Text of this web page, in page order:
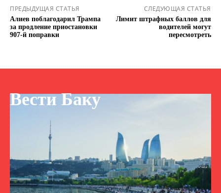
ПРЕДЫДУЩАЯ СТАТЬЯ
Алиев поблагодарил Трампа
за продление приостановки
907-й поправки
СЛЕДУЮЩАЯ СТАТЬЯ
Лимит штрафных баллов для
водителей могут
пересмотреть
Вести Баку